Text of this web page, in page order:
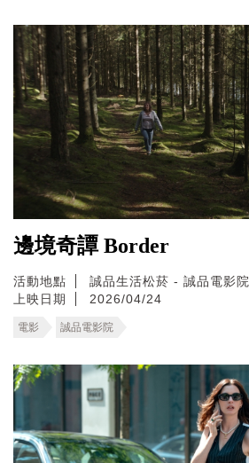
邊境奇譚 Border
活動地點
誠品生活松菸 - 誠品電影院
上映日期
2026/04/24
電影 誠品電影院